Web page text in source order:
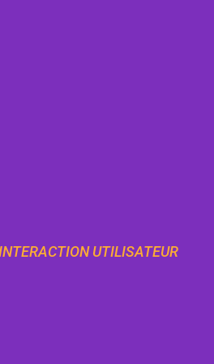
UTILISATEUR